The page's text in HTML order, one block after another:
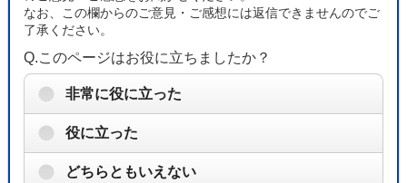
なお、この欄からのご意見・ご感想には返信できませんのでご
了承ください。
Q.このページはお役に立ちましたか？
非常に役に立った
役に立った
どちらともいえない